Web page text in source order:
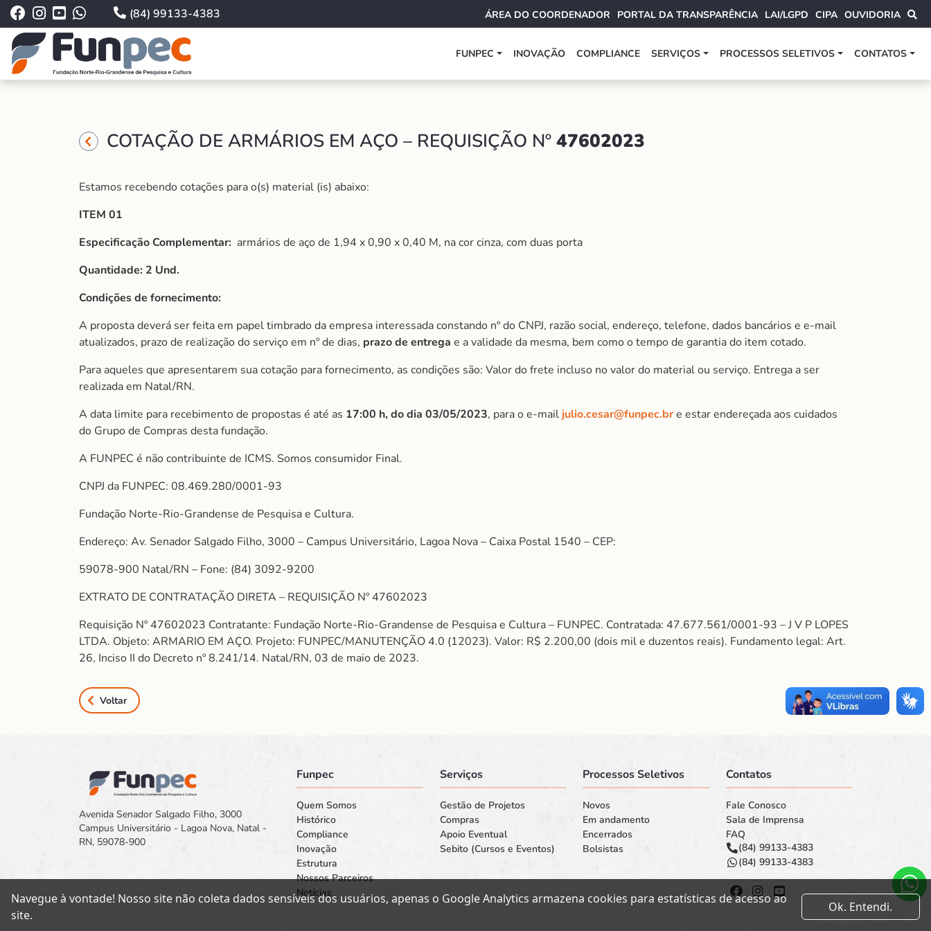
(84) 99133-4383 ÁREA DO COORDENADOR PORTAL DA TRANSPARÊNCIA LAI/LGPD CIPA OUVIDORIA
FUNPEC INOVAÇÃO COMPLIANCE SERVIÇOS PROCESSOS SELETIVOS CONTATOS
COTAÇÃO DE ARMÁRIOS EM AÇO – REQUISIÇÃO Nº 47602023
Estamos recebendo cotações para o(s) material (is) abaixo:
ITEM 01
Especificação Complementar: armários de aço de 1,94 x 0,90 x 0,40 M, na cor cinza, com duas porta
Quantidade: 2 Und.
Condições de fornecimento:
A proposta deverá ser feita em papel timbrado da empresa interessada constando nº do CNPJ, razão social, endereço, telefone, dados bancários e e-mail
atualizados, prazo de realização do serviço em nº de dias, prazo de entrega e a validade da mesma, bem como o tempo de garantia do item cotado.
Para aqueles que apresentarem sua cotação para fornecimento, as condições são: Valor do frete incluso no valor do material ou serviço. Entrega a ser
realizada em Natal/RN.
A data limite para recebimento de propostas é até as 17:00 h, do dia 03/05/2023, para o e-mail julio.cesar@funpec.bre estar endereçada aos cuidados
do Grupo de Compras desta fundação.
A FUNPEC é não contribuinte de ICMS. Somos consumidor Final.
CNPJ da FUNPEC: 08.469.280/0001-93
Fundação Norte-Rio-Grandense de Pesquisa e Cultura.
Endereço: Av. Senador Salgado Filho, 3000 – Campus Universitário, Lagoa Nova – Caixa Postal 1540 – CEP:
59078-900 Natal/RN – Fone: (84) 3092-9200
EXTRATO DE CONTRATAÇÃO DIRETA – REQUISIÇÃO Nº 47602023
Requisição Nº 47602023 Contratante: Fundação Norte-Rio-Grandense de Pesquisa e Cultura – FUNPEC. Contratada: 47.677.561/0001-93 – J V P LOPES
LTDA. Objeto: ARMARIO EM AÇO. Projeto: FUNPEC/MANUTENÇÃO 4.0 (12023). Valor: R$ 2.200,00 (dois mil e duzentos reais). Fundamento legal: Art.
26, Inciso II do Decreto nº 8.241/14. Natal/RN, 03 de maio de 2023.
Voltar
Avenida Senador Salgado Filho, 3000
Campus Universitário - Lagoa Nova, Natal -
RN, 59078-900
Funpec
Quem Somos
Histórico
Compliance
Inovação
Estrutura
Nossos Parceiros
Notícias
Serviços
Gestão de Projetos
Compras
Apoio Eventual
Sebito (Cursos e Eventos)
Processos Seletivos
Novos
Em andamento
Encerrados
Bolsistas
Contatos
Fale Conosco
Sala de Imprensa
FAQ
(84) 99133-4383
(84) 99133-4383
Navegue à vontade! Nosso site não coleta dados sensíveis dos usuários, apenas o Google Analytics armazena cookies para estatísticas de acesso ao
site.
Ok. Entendi.